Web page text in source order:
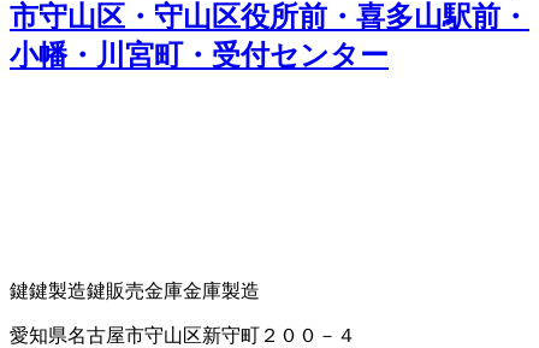
市守山区・守山区役所前・喜多山駅前・
小幡・川宮町・受付センター
鍵鍵製造鍵販売金庫金庫製造
愛知県名古屋市守山区新守町２００－４